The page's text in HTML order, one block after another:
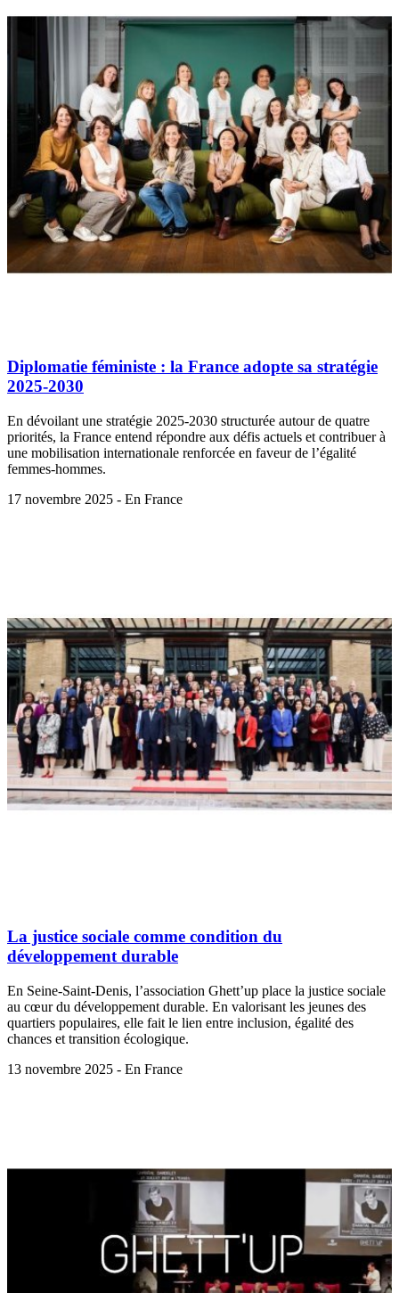
Diplomatie féministe : la France adopte sa stratégie
2025-2030
En dévoilant une stratégie 2025-2030 structurée autour de quatre
priorités, la France entend répondre aux défis actuels et contribuer à
une mobilisation internationale renforcée en faveur de l’égalité
femmes-hommes.
17 novembre 2025 - En France
La justice sociale comme condition du
développement durable
En Seine-Saint-Denis, l’association Ghett’up place la justice sociale
au cœur du développement durable. En valorisant les jeunes des
quartiers populaires, elle fait le lien entre inclusion, égalité des
chances et transition écologique.
13 novembre 2025 - En France